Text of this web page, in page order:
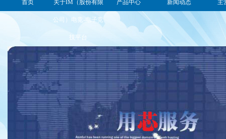
首页 关于IM（股份有限
公司）电竞-电子竞
技平台
产品中心 新闻动态 主